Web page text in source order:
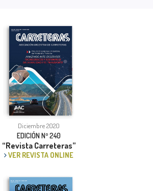
Diciembre 2020
EDICIÓN Nº 240
“Revista Carreteras”
VER REVISTA ONLINE